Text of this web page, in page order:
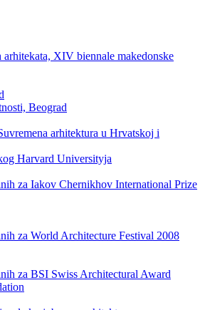
XIV biennale makedonske
Beograd
arhitektura u Hrvatskoj i
Harvard Universityja
za Iakov Chernikhov International Prize
za World Architecture Festival 2008
za BSI Swiss Architectural Award